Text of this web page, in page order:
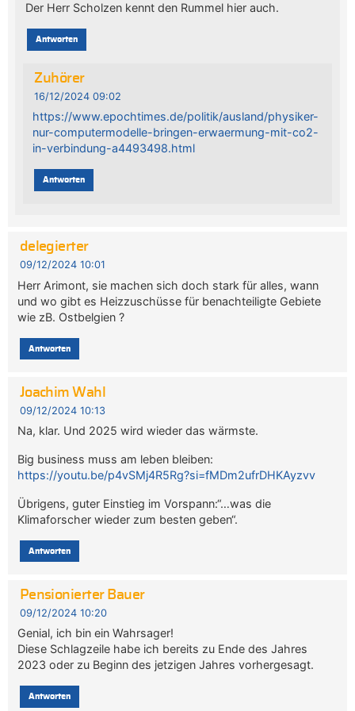
Der Herr Scholzen kennt den Rummel hier auch.
Antworten
Zuhörer
16/12/2024 09:02
https://www.epochtimes.de/politik/ausland/physiker-
nur-computermodelle-bringen-erwaermung-mit-co2-
in-verbindung-a4493498.html
Antworten
delegierter
09/12/2024 10:01
Herr Arimont, sie machen sich doch stark für alles, wann
und wo gibt es Heizzuschüsse für benachteiligte Gebiete
wie zB. Ostbelgien ?
Antworten
Joachim Wahl
09/12/2024 10:13
Na, klar. Und 2025 wird wieder das wärmste.
Big business muss am leben bleiben:
https://youtu.be/p4vSMj4R5Rg?si=fMDm2ufrDHKAyzvv
Übrigens, guter Einstieg im Vorspann:“…was die
Klimaforscher wieder zum besten geben“.
Antworten
Pensionierter Bauer
09/12/2024 10:20
Genial, ich bin ein Wahrsager!
Diese Schlagzeile habe ich bereits zu Ende des Jahres
2023 oder zu Beginn des jetzigen Jahres vorhergesagt.
Antworten